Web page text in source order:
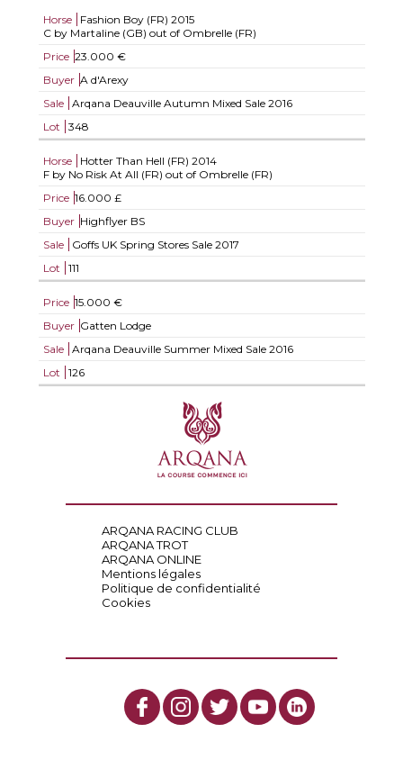
Horse Fashion Boy (FR) 2015
C by Martaline (GB) out of Ombrelle (FR)
Price 23.000 €
Buyer A d'Arexy
Sale
Arqana Deauville Autumn Mixed Sale 2016
Lot
348
Horse Hotter Than Hell (FR) 2014
F by No Risk At All (FR) out of Ombrelle (FR)
Price 16.000 £
Buyer Highflyer BS
Sale
Goffs UK Spring Stores Sale 2017
Lot
111
Price 15.000 €
Buyer Gatten Lodge
Sale
Arqana Deauville Summer Mixed Sale 2016
Lot
126
ARQANA RACING CLUB
ARQANA TROT
ARQANA ONLINE
Mentions légales
Politique de confidentialité
Cookies